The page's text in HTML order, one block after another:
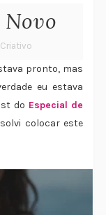
pronto, mas
eu estava
do Especial de
colocar este